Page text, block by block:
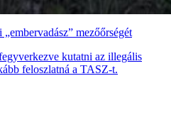
mezőőrségét
kutatni az illegális
feloszlatná a TASZ-t.